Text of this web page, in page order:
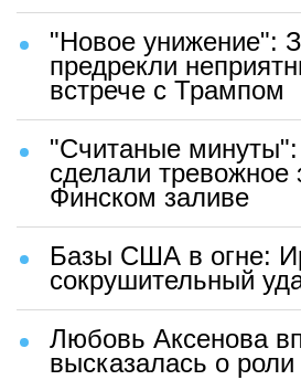
"Новое унижение":
предрекли
встрече с Трампом
"Считаные
сделали тревожное
Финском заливе
Базы США в огне:
сокрушительный
Любовь Аксенова
высказалась о